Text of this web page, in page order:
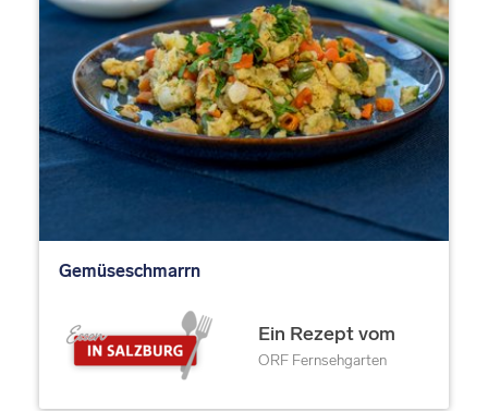
Gemüseschmarrn
Ein Rezept vom
ORF Fernsehgarten